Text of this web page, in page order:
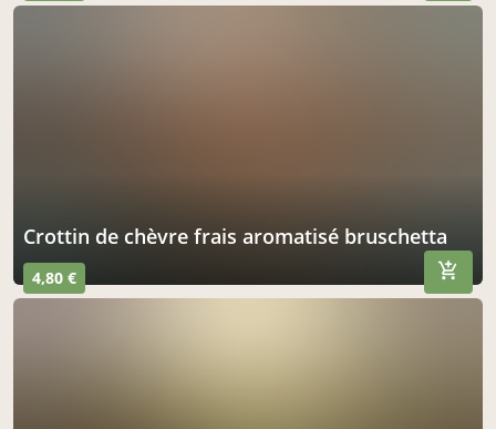
crottin de chèvre frais aromatisé bruschetta
4,80 €